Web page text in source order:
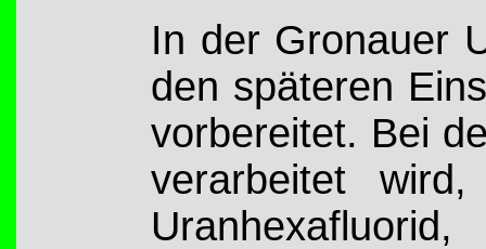
In der Gronauer
den späteren
vorbereitet. Bei
verarbeitet